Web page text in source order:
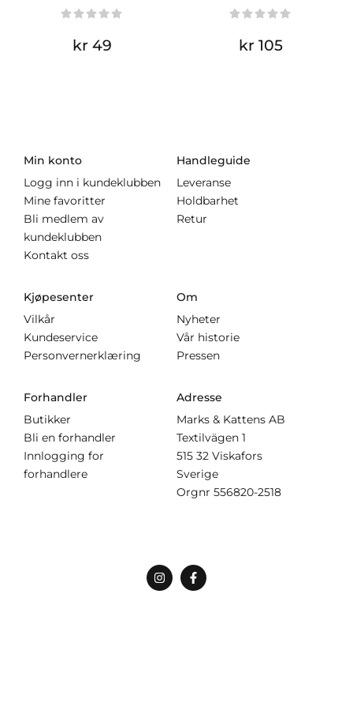
kr 49 kr 105
Min konto
Logg inn i kundeklubben
Mine favoritter
Bli medlem av
kundeklubben
Kontakt oss
Handleguide
Leveranse
Holdbarhet
Retur
Kjøpesenter
Vilkår
Kundeservice
Personvernerklæring
Om
Nyheter
Vår historie
Pressen
Forhandler
Butikker
Bli en forhandler
Innlogging for
forhandlere
Adresse
Marks & Kattens AB
Textilvägen 1
515 32 Viskafors
Sverige
Orgnr 556820-2518